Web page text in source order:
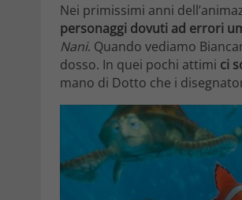
Nei primissimi anni
personaggi dovuti ad errori
Nani. Quando vediamo
dosso. In quei pochi attimi ci
mano di Dotto che i